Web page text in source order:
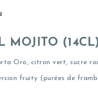
MOJITO
Oro, citron vert, sucre
fruity (purées de